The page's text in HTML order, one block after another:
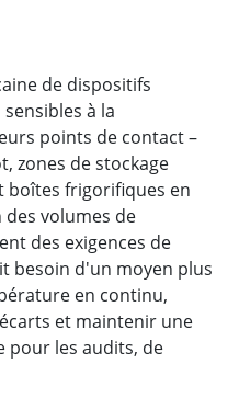
de dispositifs
à la
points de contact –
zones de stockage
boîtes frigorifiques en
volumes de
des exigences de
besoin d'un moyen plus
en continu,
et maintenir une
pour les audits, de